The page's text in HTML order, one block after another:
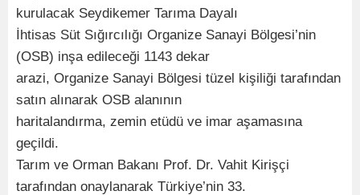
kurulacak Seydikemer Tarıma Dayalı
İhtisas Süt Sığırcılığı Organize Sanayi Bölgesi’nin
(OSB) inşa edileceği 1143 dekar
arazi, Organize Sanayi Bölgesi tüzel kişiliği tarafından
satın alınarak OSB alanının
haritalandırma, zemin etüdü ve imar aşamasına
geçildi.
Tarım ve Orman Bakanı Prof. Dr. Vahit Kirişçi
tarafından onaylanarak Türkiye’nin 33.